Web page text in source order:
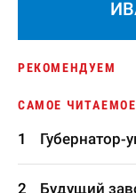
РЕКОМЕНДУЕМ
САМОЕ ЧИТАЕМОЕ
Губернатор-
Будущий